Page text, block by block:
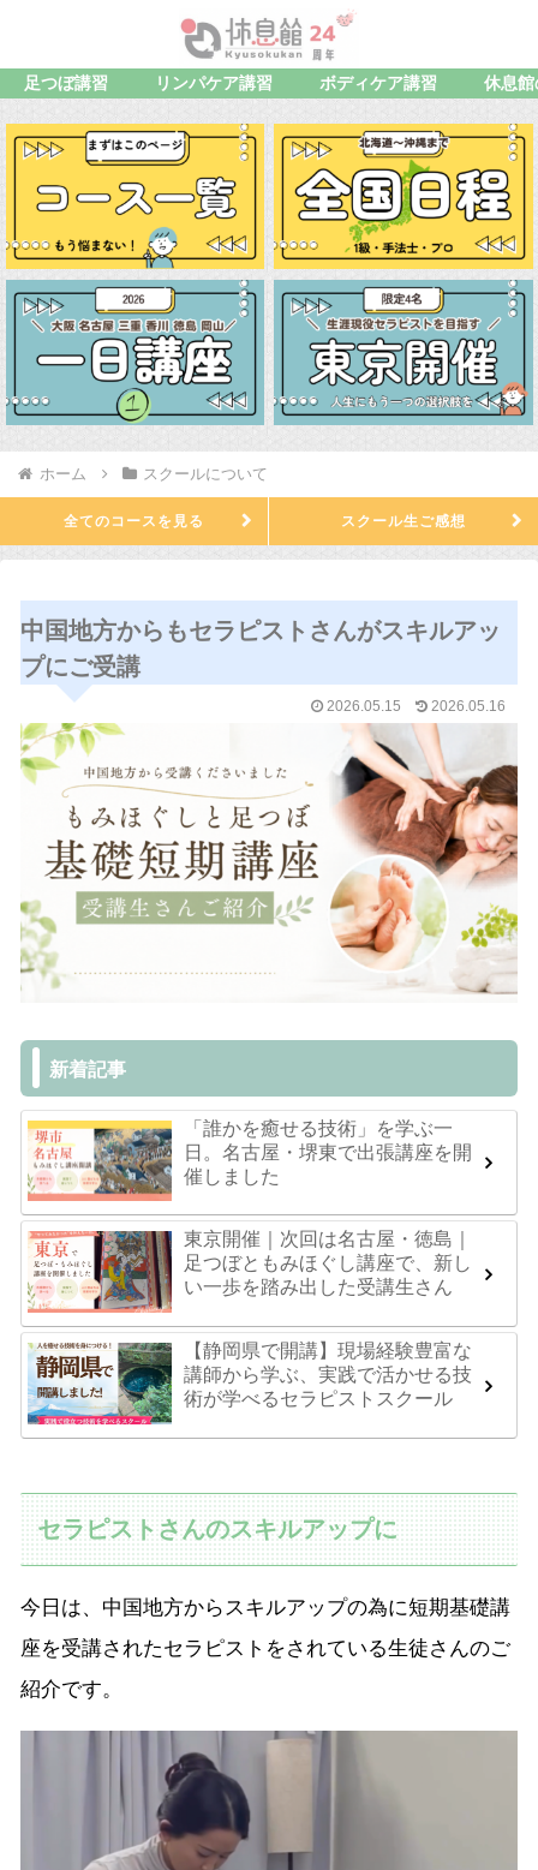
足つぼ講習 リンパケア講習 ボディケア講習 休息
ホーム スクールについて
全てのコースを見る スクール生ご感想
中国地方からもセラピストさんがスキルアッ
プにご受講
2026.05.15 2026.05.16
新着記事
「誰かを癒せる技術」を学ぶ一
日。名古屋・堺東で出張講座を開
催しました
東京開催｜次回は名古屋・徳島｜
足つぼともみほぐし講座で、新し
い一歩を踏み出した受講生さん
【静岡県で開講】現場経験豊富な
講師から学ぶ、実践で活かせる技
術が学べるセラピストスクール
セラピストさんのスキルアップに
今日は、中国地方からスキルアップの為に短期基礎講
座を受講されたセラピストをされている生徒さんのご
紹介です。